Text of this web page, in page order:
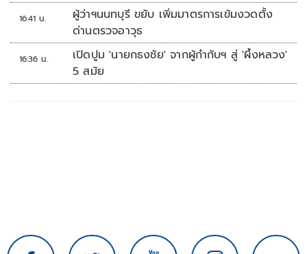
16:41 น.
ผู้ว่าฯนนทบุรี ขยับ เพิ่มมาตรการเข้มงวดตั้ง
ด่านตรวจอาวุธ
16:36 น.
เปิดปูม 'นายกธงชัย' จากผู้กำกับฯ สู่ 'ผึ้งหลวง'
5 สมัย